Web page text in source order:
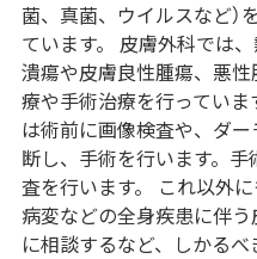
菌、真菌、ウイルスなど）
ています。 皮膚外科では
潰瘍や皮膚良性腫瘍、悪
療や手術治療を行ってい
は術前に画像検査や、ダ
断し、手術を行います。
査を行います。 これ以外
病変などの全身疾患に伴
に相談するなど、しかるべ